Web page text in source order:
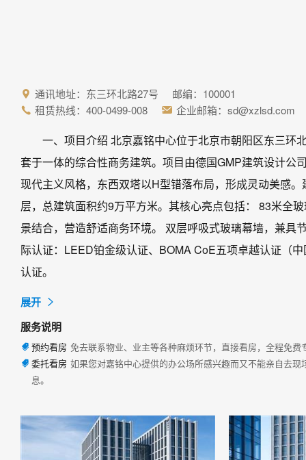
 通讯地址：东三环北路27号 邮编：100001
 租赁热线：400-0499-008  企业邮箱：sd@xzlsd.com
一、项目介绍 北京嘉铭中心位于北京市朝阳区东三环
套于一体的综合性商务建筑。项目由德国GMP建筑设计公
现代主义风格，东西双塔以H型错落布局，形成灵动美感
层，总建筑面积约9万平方米。其核心亮点包括： 83米全
景结合，营造舒适商务环境。 双层呼吸式玻璃幕墙，兼具
际认证：LEED铂金级认证、BOMA CoE五项卓越认证（
认证。
展开 
服务说明
 预约看房 免去联系物业、业主等各种麻烦环节，直接看房，全程免
 委托看房 如果您对嘉铭中心提供的办公场所感兴趣而又不能亲自去
息。